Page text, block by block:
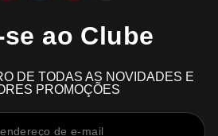
ao Clube
DE TODAS AS NOVIDADES E
PROMOÇÕES